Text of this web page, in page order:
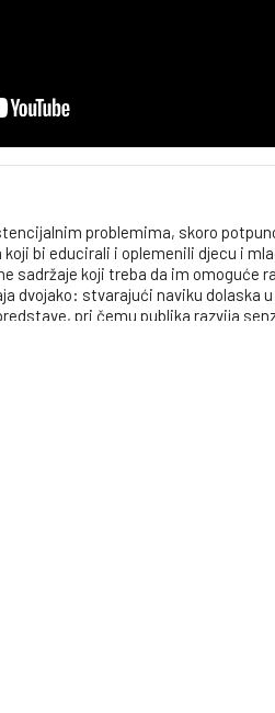
problemima, skoro
bi educirali i oplemenili djecu i
sadržaje koji treba da im omoguće
dvojako: stvarajući naviku dolaska
pri čemu publika razvija